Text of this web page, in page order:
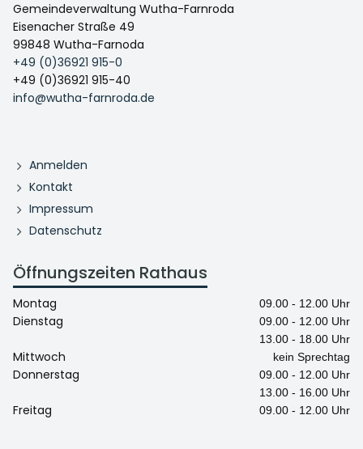
Gemeindeverwaltung Wutha-Farnroda
Eisenacher Straße 49
99848 Wutha-Farnoda
+49 (0)36921 915-0
+49 (0)36921 915-40
info@wutha-farnroda.de
Anmelden
Kontakt
Impressum
Datenschutz
Öffnungszeiten Rathaus
Montag 09.00 - 12.00 Uhr
Dienstag
09.00 - 12.00 Uhr
13.00 - 18.00 Uhr
Mittwoch kein Sprechtag
Donnerstag
09.00 - 12.00 Uhr
13.00 - 16.00 Uhr
Freitag 09.00 - 12.00 Uhr